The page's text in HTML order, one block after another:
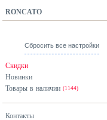
RONCATO
Сбросить все настройки
Скидки
Новинки
Товары в наличии (1144)
Контакты